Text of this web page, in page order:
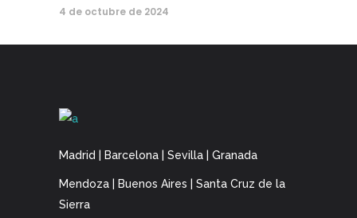
4 de octubre de 2024
Madrid | Barcelona | Sevilla | Granada
Mendoza | Buenos Aires | Santa Cruz de la
Sierra